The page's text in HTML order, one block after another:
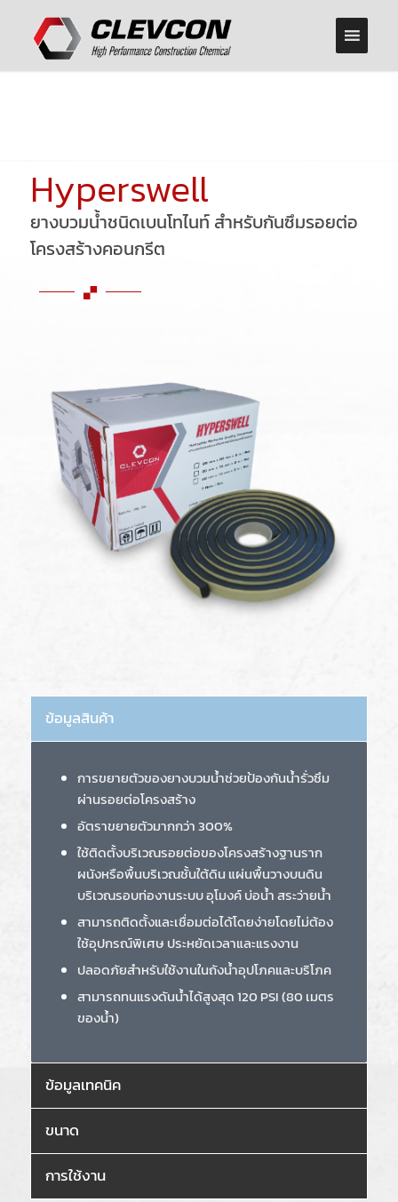
Hyperswell
ยางบวมน้ำชนิดเบนโทไนท์ สำหรับกันซึมรอยต่อ
โครงสร้างคอนกรีต
ข้อมูลสินค้า
การขยายตัวของยางบวมน้ำช่วยป้องกันน้ำรั่วซึม
ผ่านรอยต่อโครงสร้าง
อัตราขยายตัวมากกว่า 300%
ใช้ติดตั้งบริเวณรอยต่อของโครงสร้างฐานราก
ผนังหรือพื้นบริเวณชั้นใต้ดิน แผ่นพื้นวางบนดิน
บริเวณรอบท่องานระบบ อุโมงค์ บ่อน้ำ สระว่ายน้ำ
สามารถติดตั้งและเชื่อมต่อได้โดยง่ายโดยไม่ต้อง
ใช้อุปกรณ์พิเศษ ประหยัดเวลาและแรงงาน
ปลอดภัยสำหรับใช้งานในถังน้ำอุปโภคและบริโภค
สามารถทนแรงดันน้ำได้สูงสุด 120 PSI (80 เมตร
ของน้ำ)
ข้อมูลเทคนิค
ขนาด
การใช้งาน